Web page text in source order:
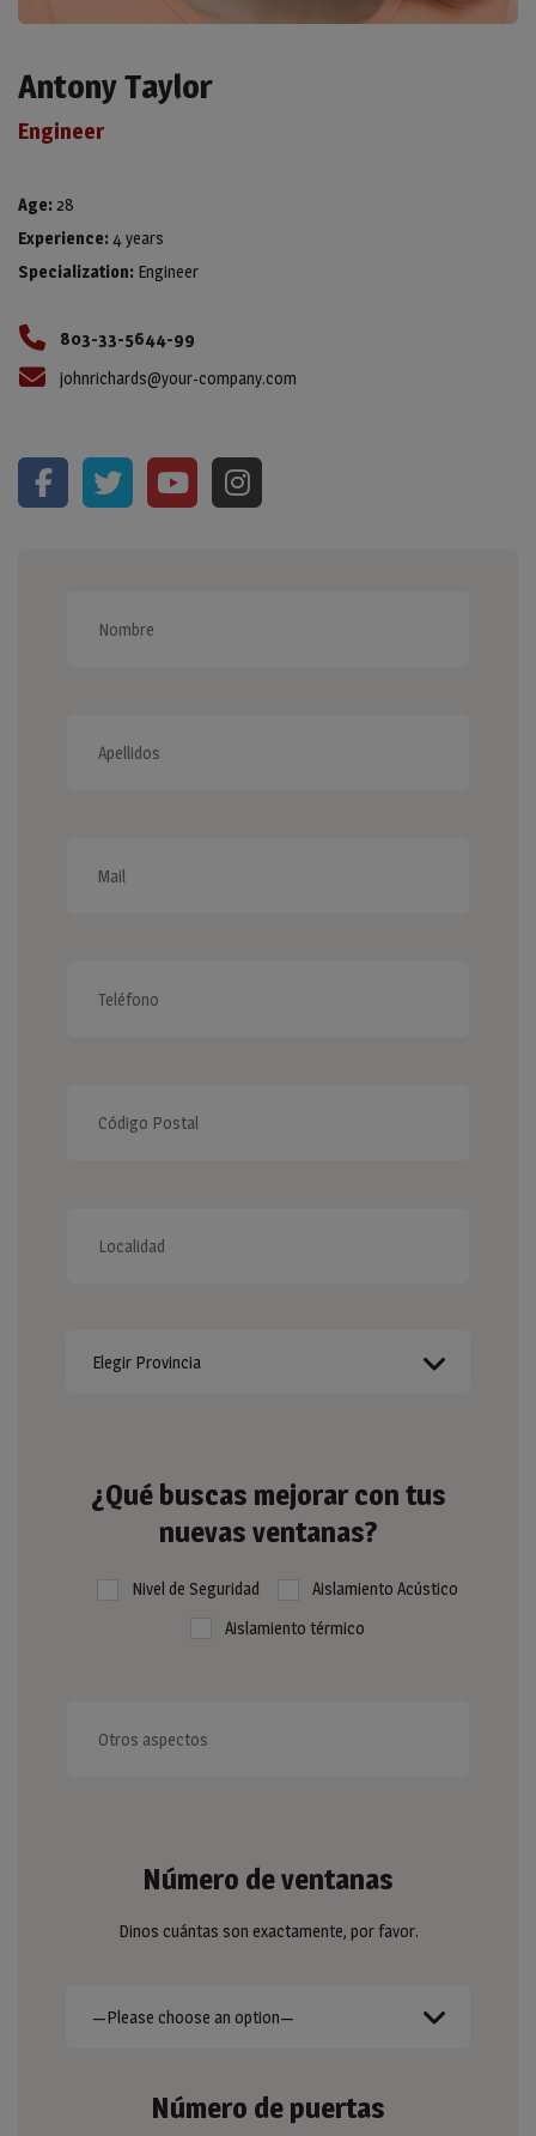
Antony Taylor
Engineer
Age: 28
Experience: 4 years
Specialization: Engineer
803-33-5644-99
johnrichards@your-company.com
¿Qué buscas mejorar con tus
nuevas ventanas?
Nivel de Seguridad
Aislamiento Acústico
Aislamiento térmico
Número de ventanas
Dinos cuántas son exactamente, por favor.
Número de puertas